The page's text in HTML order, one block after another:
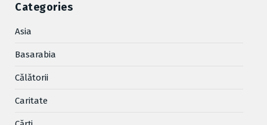
Categories
Asia
Basarabia
Cǎlǎtorii
Caritate